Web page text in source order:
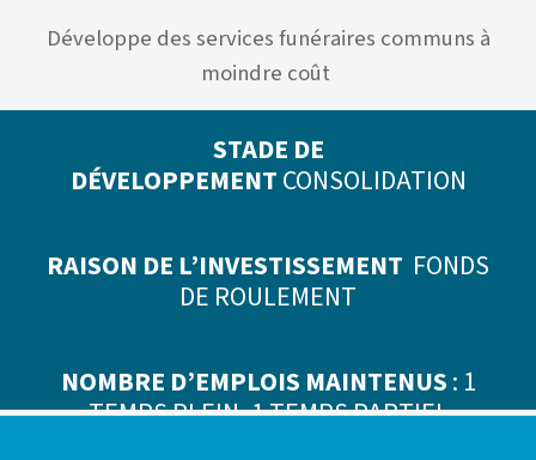
Développe des services funéraires communs à
moindre coût
STADE DE
DÉVELOPPEMENTCONSOLIDATION
RAISON DE L’INVESTISSEMENT FONDS
DE ROULEMENT
NOMBRE D’EMPLOIS MAINTENUS: 1
TEMPS PLEIN, 1 TEMPS PARTIEL